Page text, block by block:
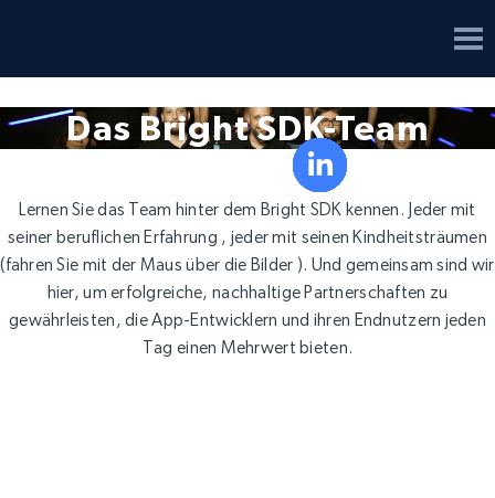
Das Bright SDK-Team
Lernen Sie das Team hinter dem Bright SDK kennen. Jeder mit
seiner beruflichen Erfahrung , jeder mit seinen Kindheitsträumen
(fahren Sie mit der Maus über die Bilder ). Und gemeinsam sind wir
hier, um erfolgreiche, nachhaltige Partnerschaften zu
gewährleisten, die App-Entwicklern und ihren Endnutzern jeden
Tag einen Mehrwert bieten.